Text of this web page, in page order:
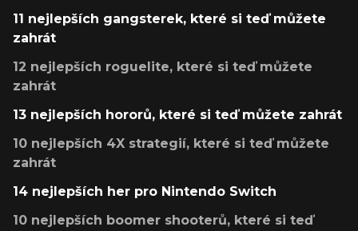
11 nejlepších gangsterek, které si teď můžete
zahrát
12 nejlepších roguelite, které si teď můžete
zahrát
13 nejlepších hororů, které si teď můžete zahrát
10 nejlepších 4X strategií, které si teď můžete
zahrát
14 nejlepších her pro Nintendo Switch
10 nejlepších boomer shooterů, které si teď